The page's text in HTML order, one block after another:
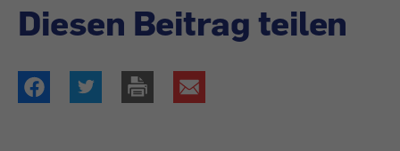
Diesen Beitrag teilen